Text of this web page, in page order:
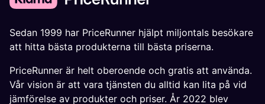
Sedan 1999 har PriceRunner hjälpt miljontals besökare
att hitta bästa produkterna till bästa priserna.
PriceRunner är helt oberoende och gratis att använda.
Vår vision är att vara tjänsten du alltid kan lita på vid
jämförelse av produkter och priser. År 2022 blev